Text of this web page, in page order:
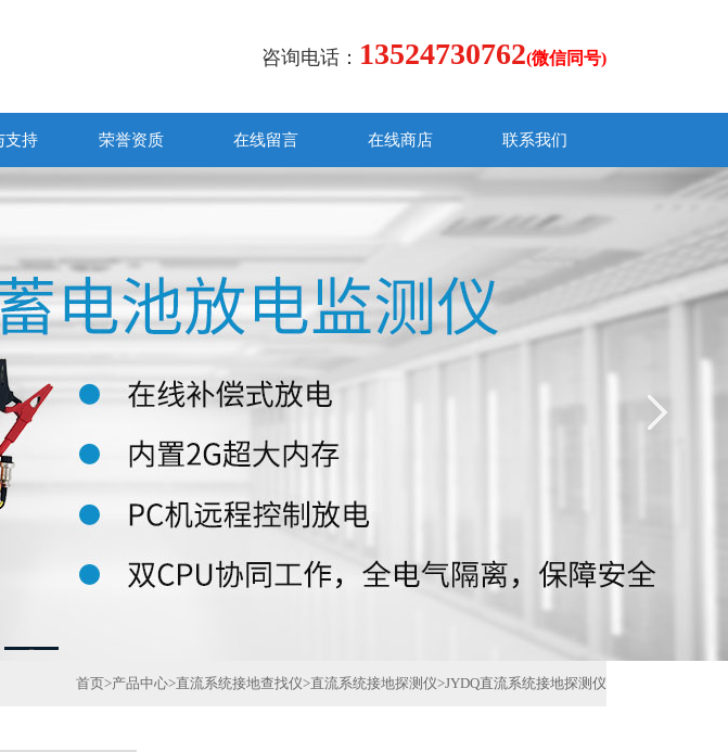
咨询电话： 13524730762(微信同号)
支持 荣誉资质 在线留言 在线商店 联系我们
2
首页>产品中心>直流系统接地查找仪>直流系统接地探测仪>JYDQ直流系统接地探测仪